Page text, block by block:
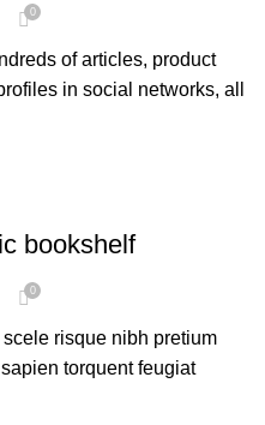
0
of articles, product
in social networks, all
bookshelf
0
risque nibh pretium
torquent feugiat